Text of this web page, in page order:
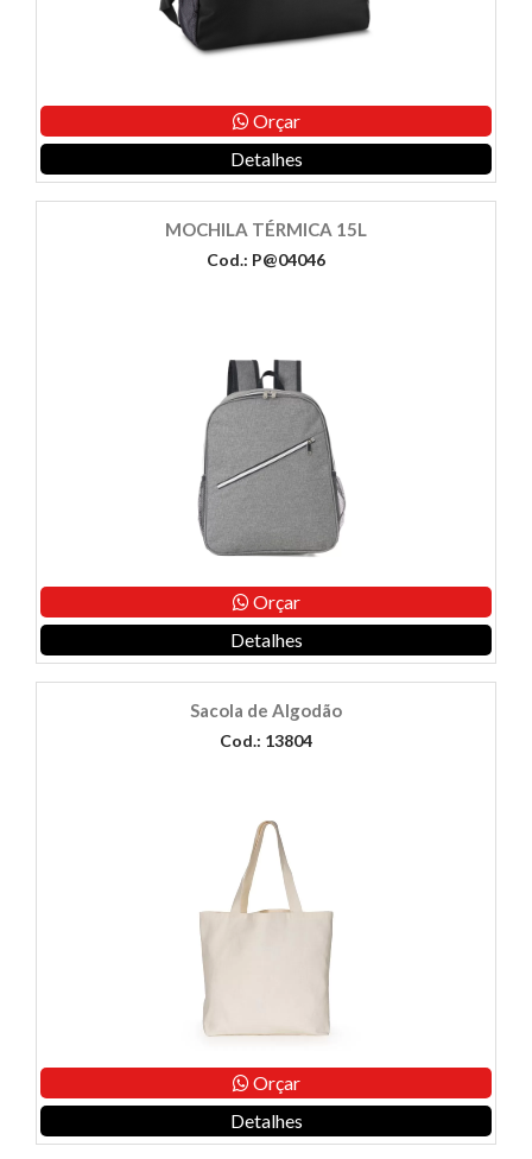
Orçar
Detalhes
MOCHILA TÉRMICA 15L
Cod.: P@04046
Orçar
Detalhes
Sacola de Algodão
Cod.: 13804
Orçar
Detalhes